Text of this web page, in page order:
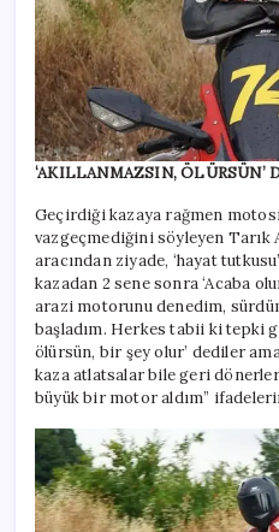
‘AKILLANMAZSIN, ÖLÜRSÜN’
Geçirdiği kazaya rağmen
vazgeçmediğini söyleyen Tarık
aracından ziyade, ‘hayat
kazadan 2 sene sonra ‘Acaba
arazi motorunu denedim,
başladım. Herkes tabii ki tepki
ölürsün, bir şey olur’ dediler
kaza atlatsalar bile geri
büyük bir motor aldım”